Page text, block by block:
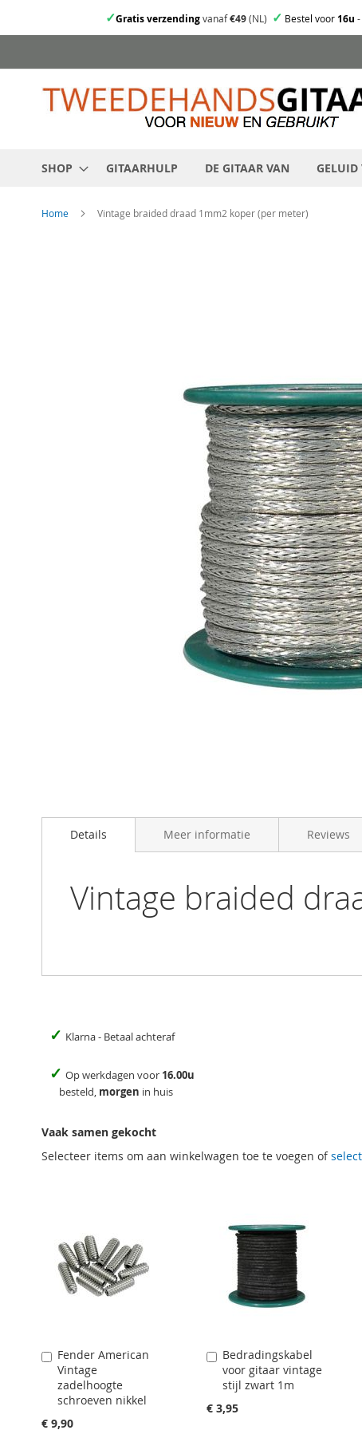
✓Gratis verzendingvanaf€49(NL) ✓ Bestel voor16u -
direct
naar
de
SHOP GITAARHULP DE GITAAR VAN GELUID
Home Vintage braided draad 1mm2 koper (per meter)
to
images
Details
Vintage braided
Meer informatie Reviews
✓ Klarna - Betaal achteraf
✓ Op werkdagen voor 16.00u
besteld, morgen in huis
Vaak samen gekocht
Selecteer items om aan winkelwagen toe te voegen of
Fender American
Vintage
zadelhoogte
schroeven nikkel
€ 9,90
Aan
winkelwagen
toevoegen
Bedradingskabel
voor gitaar vintage
stijl zwart 1m
€ 3,95
Aan
winkelwagen
toevoegen